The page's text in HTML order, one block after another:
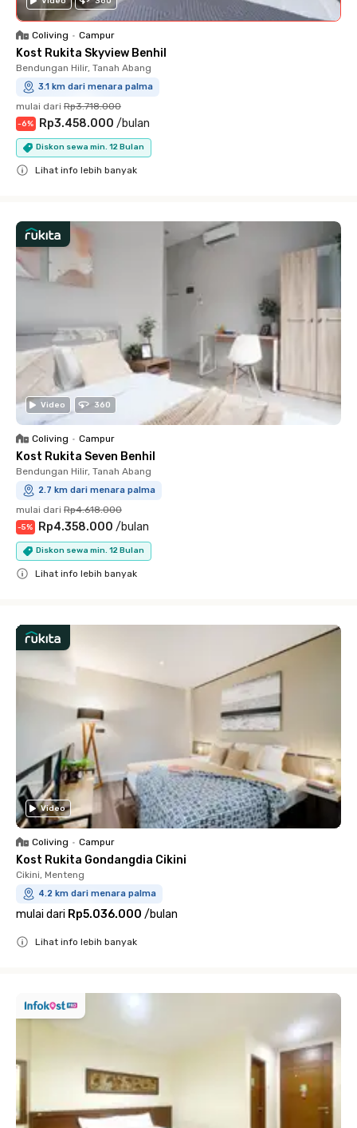
Coliving • Campur
Kost Rukita Skyview Benhil
Bendungan Hilir, Tanah Abang
3.1 km dari menara palma
mulai dari Rp3.718.000
-6% Rp3.458.000 /bulan
Diskon sewa min. 12 Bulan
Lihat info lebih banyak
Video 360
Coliving • Campur
Kost Rukita Seven Benhil
Bendungan Hilir, Tanah Abang
2.7 km dari menara palma
mulai dari Rp4.618.000
-5% Rp4.358.000 /bulan
Diskon sewa min. 12 Bulan
Lihat info lebih banyak
Video
Coliving • Campur
Kost Rukita Gondangdia Cikini
Cikini, Menteng
4.2 km dari menara palma
mulai dari Rp5.036.000 /bulan
Lihat info lebih banyak